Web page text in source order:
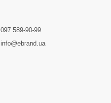
097 589-90-99
info@ebrand.ua